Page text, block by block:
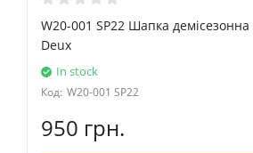
W20-001 SP22 Шапка
Deux
In stock
Код: W20-001 SP22
950 грн.